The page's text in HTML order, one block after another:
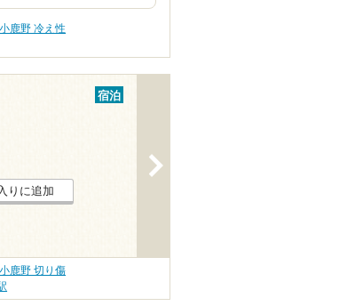
鹿野 冷え性
宿泊
りに追加
鹿野 切り傷